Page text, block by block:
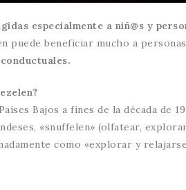
especialmente a niñ@s y
puede beneficiar mucho a
Bajos a fines de la década de
«snuffelen» (olfatear,
como «explorar y